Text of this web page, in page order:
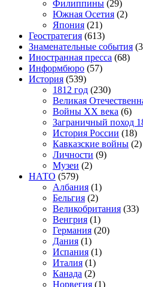
Филиппины (29)
Южная Осетия (2)
Япония (21)
Геостратегия (613)
Знаменательные события
Иностранная пресса (68)
Информбюро (57)
История (539)
1812 год (230)
Великая
Войны XX века (6)
Заграничный поход
История России (18)
Кавказские войны (2)
Личности (9)
Музеи (2)
НАТО (579)
Албания (1)
Бельгия (2)
Великобритания (33)
Венгрия (1)
Германия (20)
Дания (1)
Испания (1)
Италия (1)
Канада (2)
Норвегия (1)